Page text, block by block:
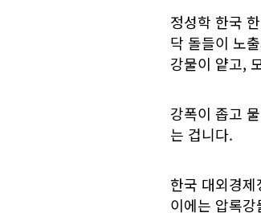
정성학 한국
닥 돌들이 노
강물이 얕고,
강폭이 좁고
는 겁니다.
한국 대외경
이에는 압록